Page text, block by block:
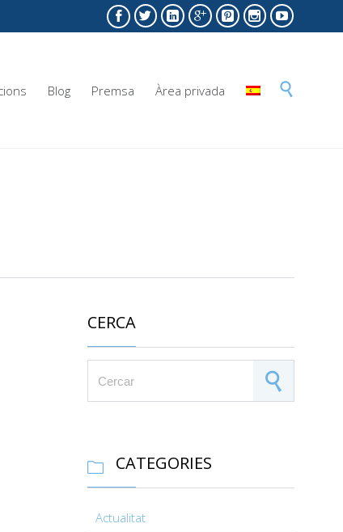
      
Skip
Blog Premsa Àrea privada 
CERCA
 CATEGORIES
Actualitat